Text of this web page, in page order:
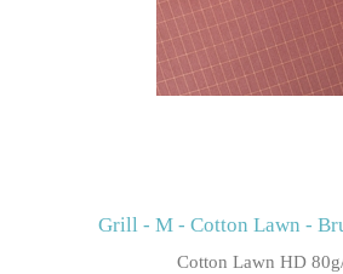
Grill - M - Cotton Lawn -
Cotton Lawn HD